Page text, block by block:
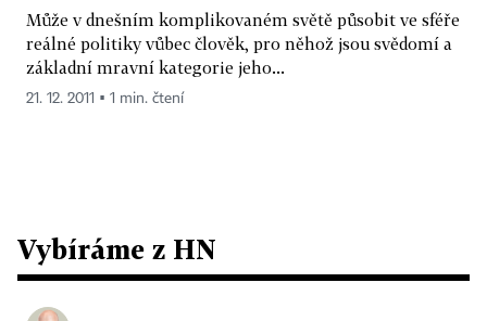
Může v dnešním komplikovaném světě působit ve sféře
reálné politiky vůbec člověk, pro něhož jsou svědomí a
základní mravní kategorie jeho...
21. 12. 2011 ▪ 1 min. čtení
Vybíráme z HN